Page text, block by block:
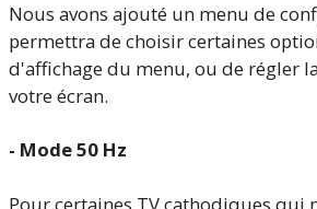
Nous avons ajouté un menu de
permettra de choisir certaines
d'affichage du menu, ou de régler
votre écran.
- Mode 50 Hz
Pour certaines TV cathodiques qui